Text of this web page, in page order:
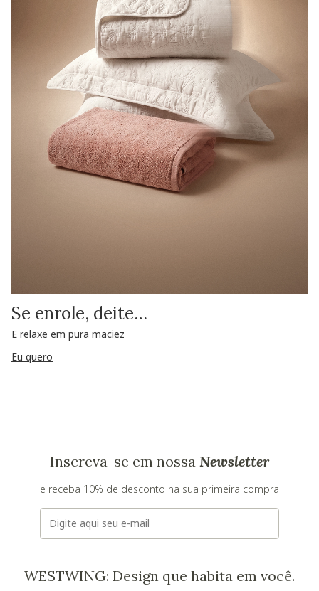
Se enrole, deite…
E relaxe em pura maciez
Eu quero
Inscreva-se em nossa Newsletter
e receba 10% de desconto na sua primeira compra
E-mail
WESTWING: Design que habita em você.